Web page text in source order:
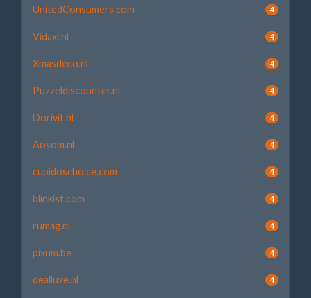
UnitedConsumers.com 4
Vidaxl.nl 4
Xmasdeco.nl 4
Puzzeldiscounter.nl 4
Dorivit.nl 4
Aosom.nl 4
cupidoschoice.com 4
blinkist.com 4
rumag.nl 4
pixum.be 4
dealluxe.nl 4